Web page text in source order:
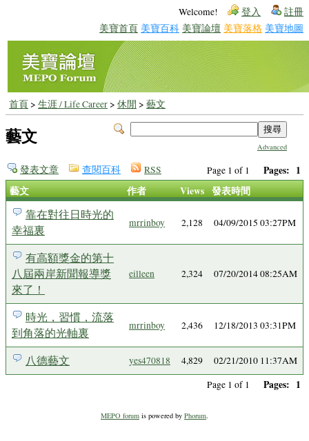
Welcome! 登入 註冊
美寶首頁 美寶百科 美寶論壇 美寶落格 美寶地圖
首頁> 生涯 / Life Career> 休閒 > 藝文
Advanced
藝文
Page 1 of 1 Pages: 1
發表文章 查閱百科 RSS
藝文 作者 Views 發表時間
靠在對往日時光的
幸福裏
mrrinboy 2,128 04/09/2015 03:27PM
有高額獎金的第十
八屆兩岸新聞報導獎
來了！
eilleen 2,324 07/20/2014 08:25AM
時光，習慣，流落
到角落的光軸裏
mrrinboy 2,436 12/18/2013 03:31PM
八德藝文 yes470818 4,829
02/21/2010 11:37AM
Page 1 of 1 Pages: 1
MEPO forum is powered by Phorum.